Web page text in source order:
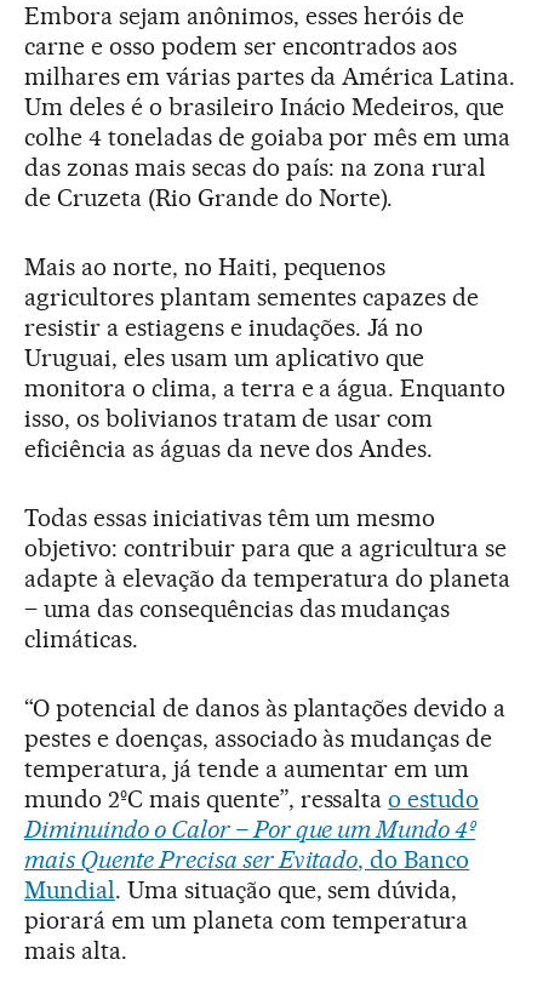
Embora sejam anônimos, esses heróis de
carne e osso podem ser encontrados aos
milhares em várias partes da América Latina.
Um deles é o brasileiro Inácio Medeiros, que
colhe 4 toneladas de goiaba por mês em uma
das zonas mais secas do país: na zona rural
de Cruzeta (Rio Grande do Norte).
Mais ao norte, no Haiti, pequenos
agricultores plantam sementes capazes de
resistir a estiagens e inudações. Já no
Uruguai, eles usam um aplicativo que
monitora o clima, a terra e a água. Enquanto
isso, os bolivianos tratam de usar com
eficiência as águas da neve dos Andes.
Todas essas iniciativas têm um mesmo
objetivo: contribuir para que a agricultura se
adapte à elevação da temperatura do planeta
– uma das consequências das mudanças
climáticas.
“O potencial de danos às plantações devido a
pestes e doenças, associado às mudanças de
temperatura, já tende a aumentar em um
mundo 2ºC mais quente”, ressaltao estudo
Diminuindo o Calor – Por que um Mundo 4º
mais Quente Precisa ser Evitado, do Banco
Mundial. Uma situação que, sem dúvida,
piorará em um planeta com temperatura
mais alta.